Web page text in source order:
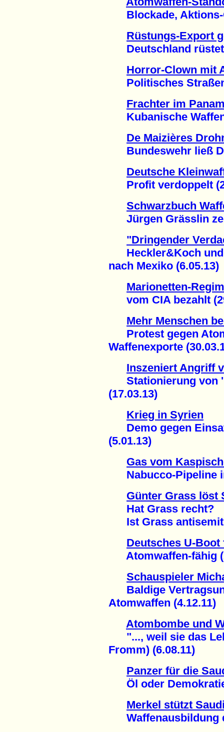
Blockade, Aktions-
Rüstungs-Export
Deutschland rüstet
Horror-Clown mit
Politisches
Frachter im
Kubanische Waffen
De Maizières
Bundeswehr ließ
Deutsche
Profit verdoppelt
Schwarzbuch
Jürgen Grässlin
"Dringender
Heckler&Koch und
nach Mexiko (6.05.13)
Marionetten-
vom CIA bezahlt
Mehr Menschen
Protest gegen
Waffenexporte
Inszeniert Angriff
Stationierung von
(17.03.13)
Krieg in Syrien
Demo gegen
(5.01.13)
Gas vom
Nabucco-Pipeline
Günter Grass löst
Hat Grass recht?
Ist Grass
Deutsches U-
Atomwaffen-fähig
Schauspieler
Baldige
Atomwaffen (4.12.11)
Atombombe und
"..., weil sie das
Fromm) (6.08.11)
Panzer für die
Öl oder Demokratie
Merkel stützt
Waffenausbildung